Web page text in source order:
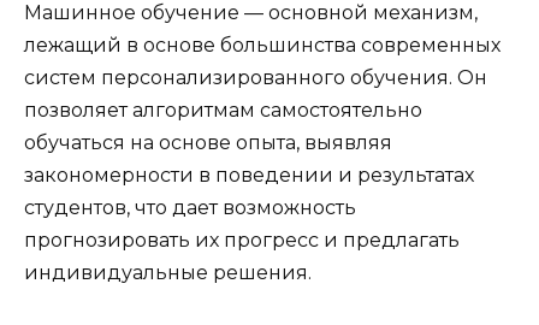
Машинное обучение — основной механизм,
лежащий в основе большинства современных
систем персонализированного обучения. Он
позволяет алгоритмам самостоятельно
обучаться на основе опыта, выявляя
закономерности в поведении и результатах
студентов, что дает возможность
прогнозировать их прогресс и предлагать
индивидуальные решения.